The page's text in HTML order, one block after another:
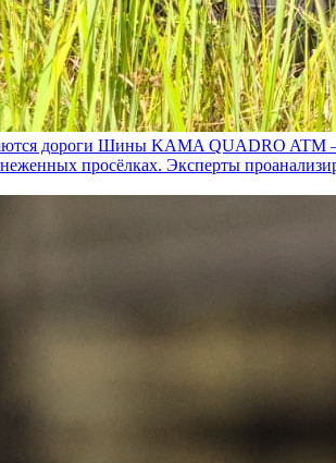
дороги Шины KAMA QUADRO ATM —
просёлках. Эксперты